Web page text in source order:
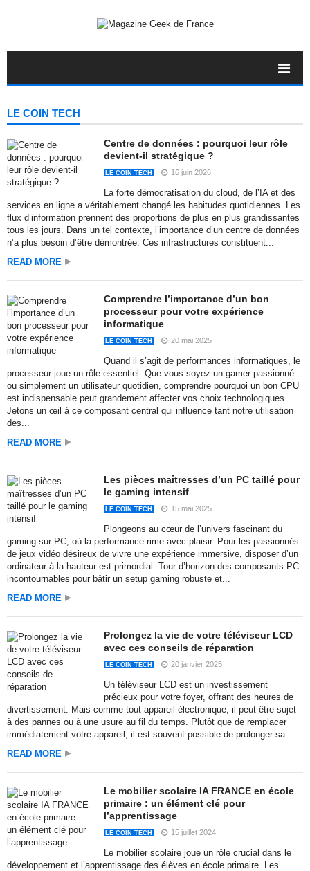
LE COIN TECH
Centre de données : pourquoi leur rôle
devient-il stratégique ?
LE COIN TECH 16 juin 2026
La forte démocratisation du cloud, de l’IA et des
services en ligne a véritablement changé les habitudes quotidiennes. Les
flux d’information prennent des proportions de plus en plus grandissantes
tous les jours. Dans un tel contexte, l’importance d’un centre de données
n’a plus besoin d’être démontrée. Ces infrastructures constituent...
READ MORE
Comprendre l’importance d’un bon
processeur pour votre expérience
informatique
LE COIN TECH 20 mai 2025
Quand il s’agit de performances informatiques, le
processeur joue un rôle essentiel. Que vous soyez un gamer passionné
ou simplement un utilisateur quotidien, comprendre pourquoi un bon CPU
est indispensable peut grandement affecter vos choix technologiques.
Jetons un œil à ce composant central qui influence tant notre utilisation
des...
READ MORE
Les pièces maîtresses d’un PC taillé pour
le gaming intensif
LE COIN TECH 15 mai 2025
Plongeons au cœur de l’univers fascinant du
gaming sur PC, où la performance rime avec plaisir. Pour les passionnés
de jeux vidéo désireux de vivre une expérience immersive, disposer d’un
ordinateur à la hauteur est primordial. Tour d’horizon des composants PC
incontournables pour bâtir un setup gaming robuste et...
READ MORE
Prolongez la vie de votre téléviseur LCD
avec ces conseils de réparation
LE COIN TECH 20 janvier 2025
Un téléviseur LCD est un investissement
précieux pour votre foyer, offrant des heures de
divertissement. Mais comme tout appareil électronique, il peut être sujet
à des pannes ou à une usure au fil du temps. Plutôt que de remplacer
immédiatement votre appareil, il est souvent possible de prolonger sa...
READ MORE
Le mobilier scolaire IA FRANCE en école
primaire : un élément clé pour
l’apprentissage
LE COIN TECH 15 juillet 2024
Le mobilier scolaire joue un rôle crucial dans le
développement et l’apprentissage des élèves en école primaire. Les